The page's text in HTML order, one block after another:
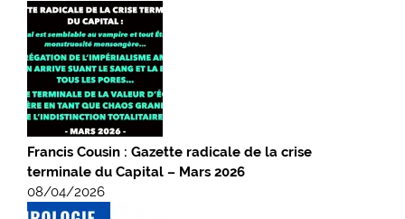
Francis Cousin : Gazette radicale de la crise
terminale du Capital – Mars 2026
08/04/2026